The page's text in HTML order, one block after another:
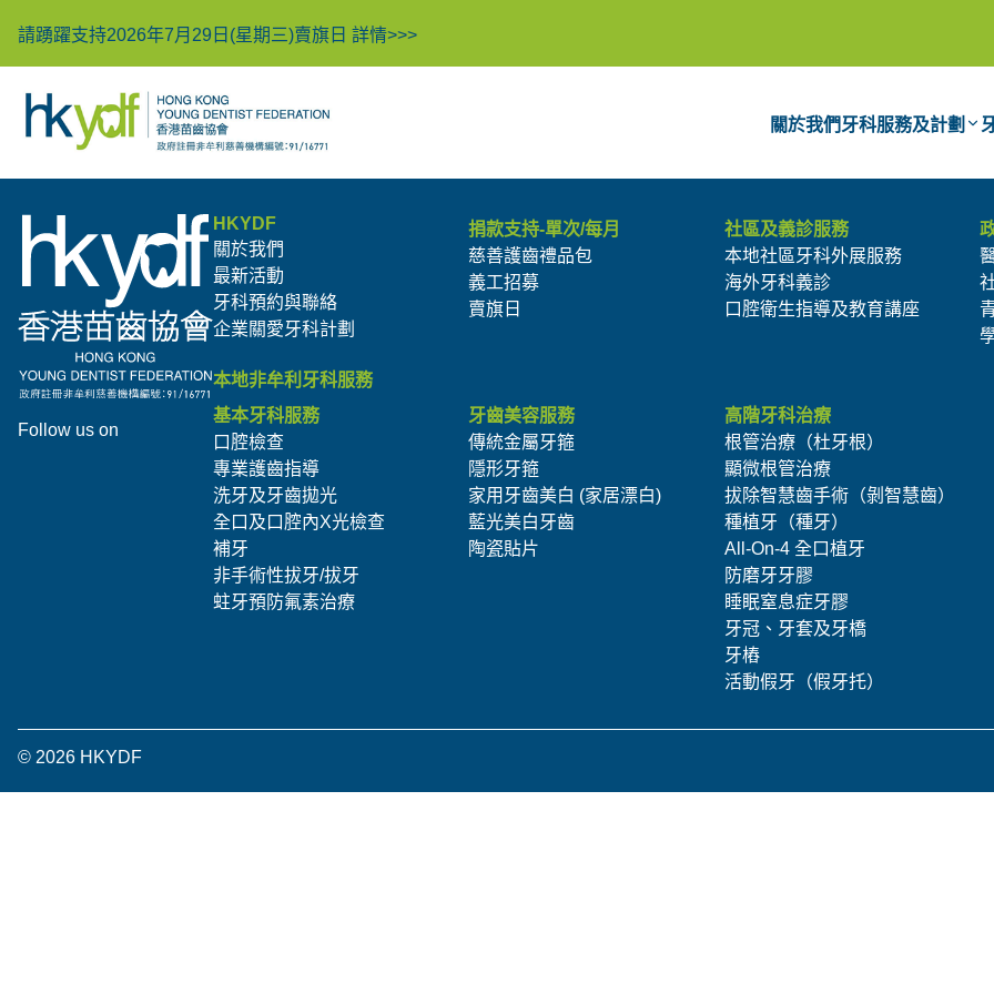
請踴躍支持2026年7月29日(星期三)賣旗日 詳情>>>
關於我們 牙科服務及計劃
Follow us on
HKYDF
關於我們
最新活動
牙科預約與聯絡
企業關愛牙科計劃
捐款支持-單次/每月
慈善護齒禮品包
義工招募
賣旗日
社區及義診服務
本地社區牙科外展服務
海外牙科義診
口腔衛生指導及教育講座
本地非牟利牙科服務
基本牙科服務
口腔檢查
專業護齒指導
洗牙及牙齒拋光
全口及口腔內X光檢查
補牙
非手術性拔牙/拔牙
蛀牙預防氟素治療
牙齒美容服務
傳統金屬牙箍
隱形牙箍
家用牙齒美白 (家居漂白)
藍光美白牙齒
陶瓷貼片
高階牙科治療
根管治療（杜牙根）
顯微根管治療
拔除智慧齒手術（剝智慧齒）
種植牙（種牙）
All-On-4 全口植牙
防磨牙牙膠
睡眠窒息症牙膠
牙冠、牙套及牙橋
牙樁
活動假牙（假牙托）
© 2026 HKYDF